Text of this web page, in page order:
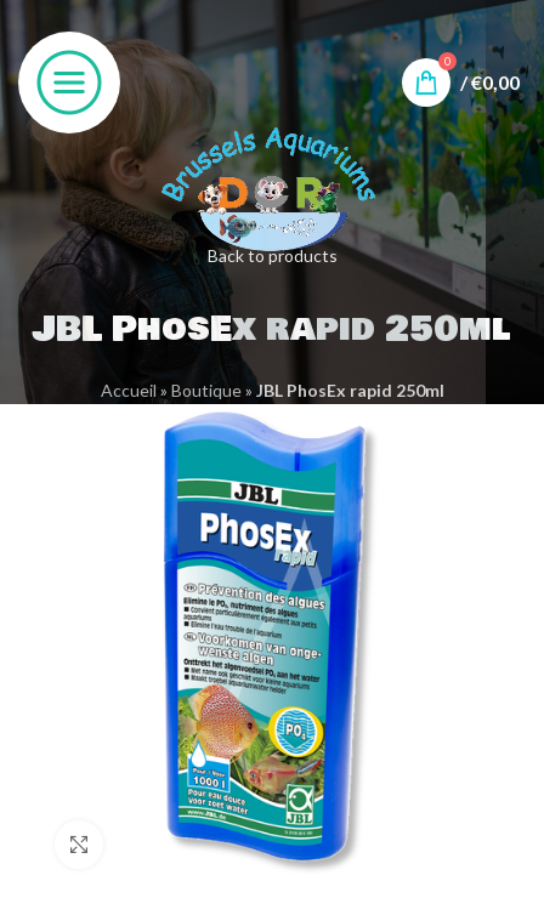
0
/€0,00
Back to products
JBL PhosEx rapid 250ml
Accueil » Boutique» JBL PhosEx rapid 250ml
Click to enlarge